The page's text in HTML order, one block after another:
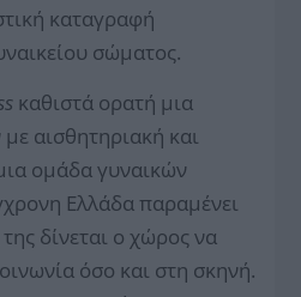
καταγραφή
σώματος.
καθιστά ορατή μια
αισθητηριακή και
ομάδα γυναικών
Ελλάδα παραμένει
δίνεται ο χώρος να
όσο και στη σκηνή.